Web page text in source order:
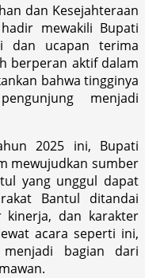
dan Kesejahteraan
mewakili Bupati
dan ucapan terima
berperan aktif dalam
bahwa tingginya
menjadi
2025 ini, Bupati
mewujudkan sumber
yang unggul dapat
Bantul ditandai
kinerja, dan karakter
acara seperti ini,
bagian dari